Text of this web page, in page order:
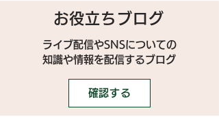
お役立ちブログ
ライブ配信やSNSについての
​知識や情報を配信するブログ
確認する